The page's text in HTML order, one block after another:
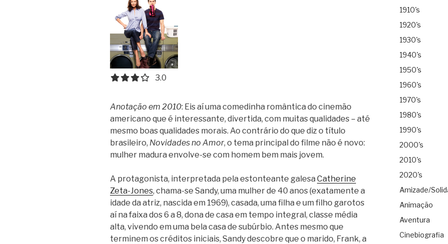
3.0 out of 5.0 stars
3.0
Anotação em 2010: Eis aí uma comedinha romântica do cinemão
americano que é interessante, divertida, com muitas qualidades – até
mesmo boas qualidades morais. Ao contrário do que diz o título
brasileiro, Novidades no Amor, o tema principal do filme não é novo:
mulher madura envolve-se com homem bem mais jovem.
A protagonista, interpretada pela estonteante galesa Catherine
Zeta-Jones, chama-se Sandy, uma mulher de 40 anos (exatamente a
idade da atriz, nascida em 1969), casada, uma filha e um filho garotos
aí na faixa dos 6 a 8, dona de casa em tempo integral, classe média
alta, vivendo em uma bela casa de subúrbio. Antes mesmo que
terminem os créditos iniciais, Sandy descobre que o marido, Frank, a
1910's
1920's
1930's
1940's
1950's
1960's
1970's
1980's
1990's
2000's
2010's
2020's
Amizade/
Animação
Aventura
Cinebiografia